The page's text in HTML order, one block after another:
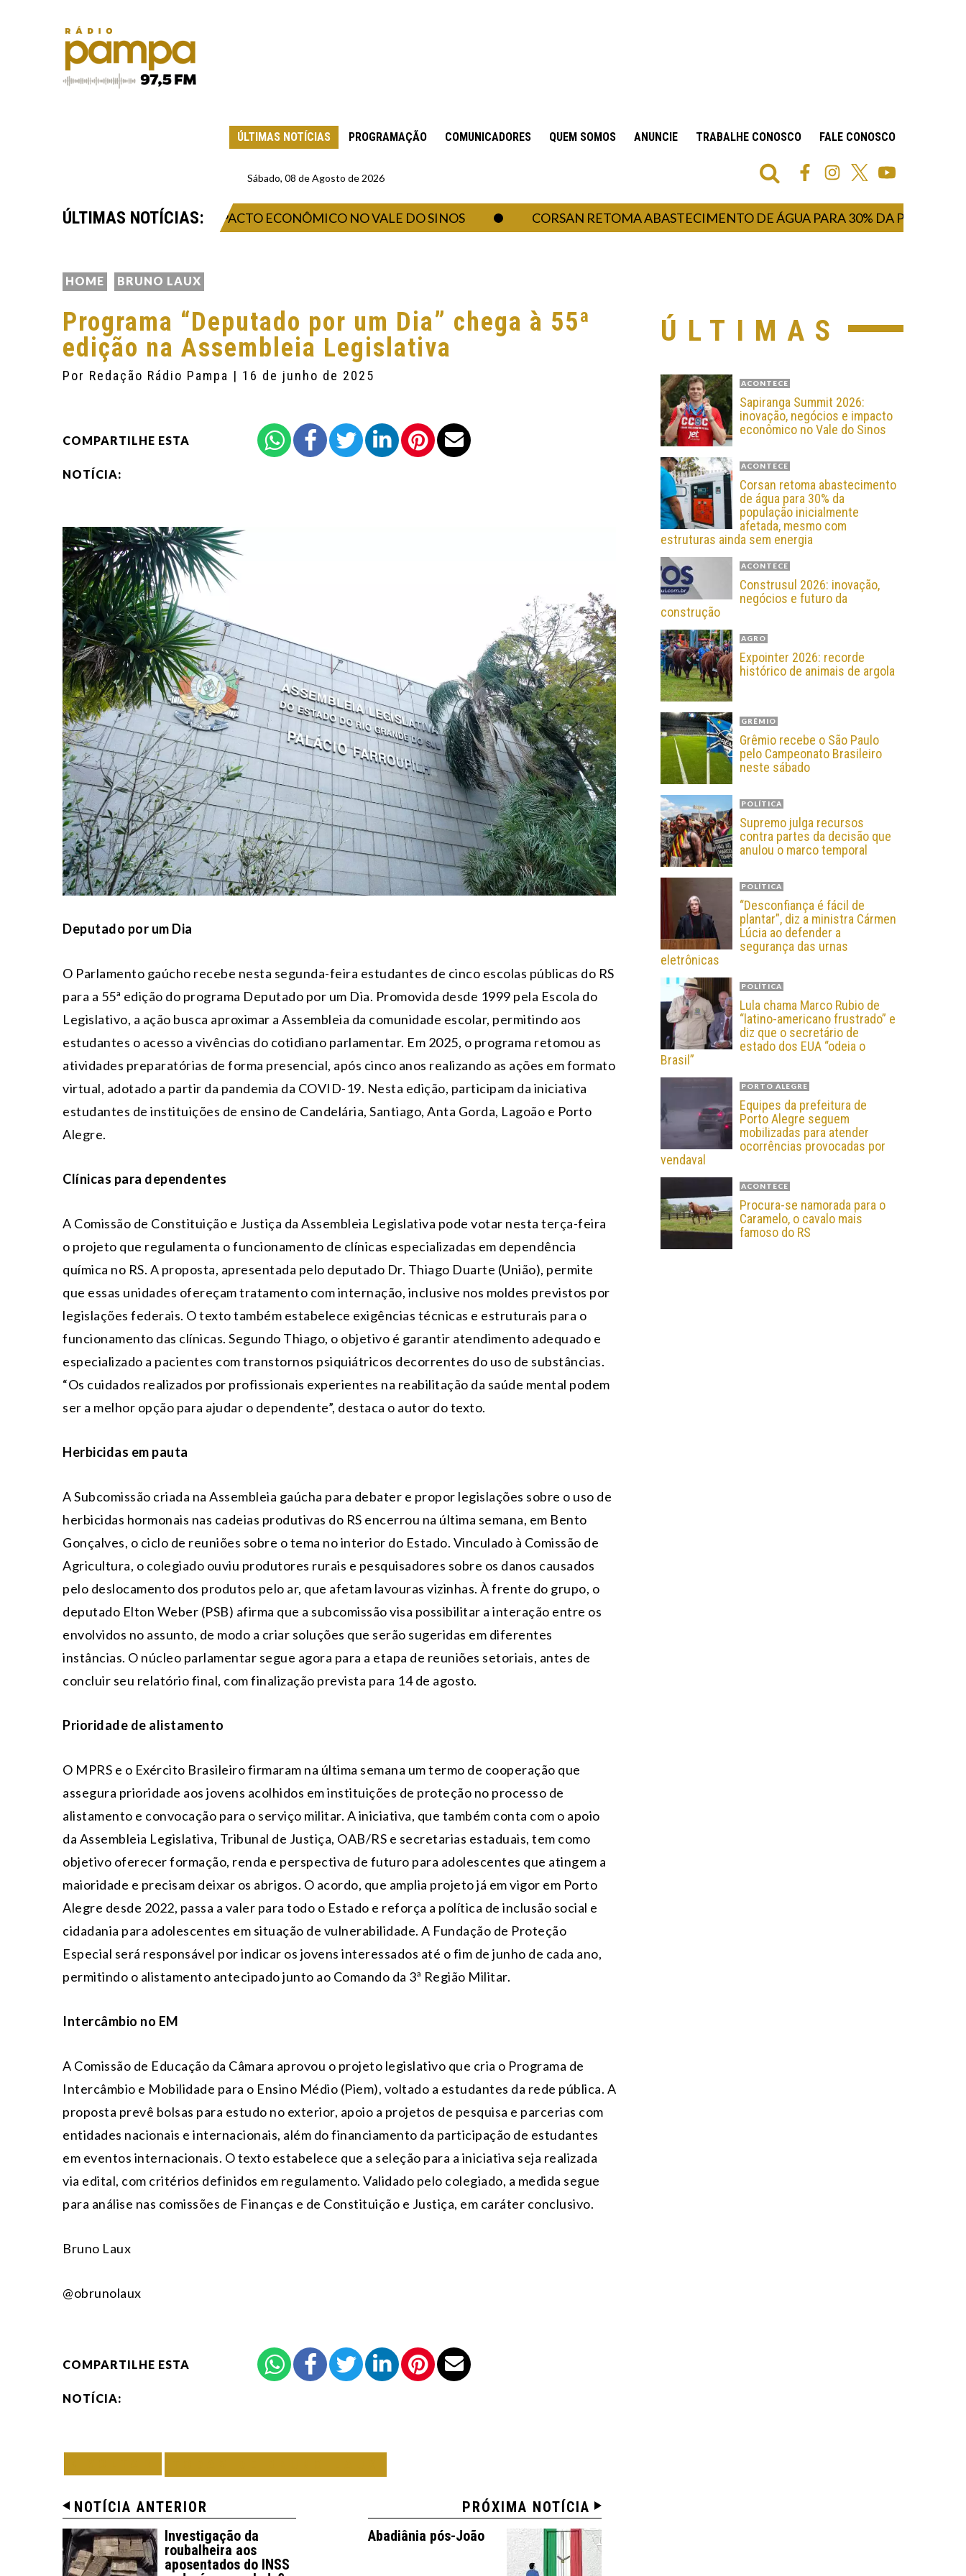
ÚLTIMAS NOTÍCIAS PROGRAMAÇÃO COMUNICADORES QUEM SOMOS ANUNCIE TRABALHE CONOSCO FALE CONOSCO
Sábado, 08 de Agosto de 2026
ÚLTIMAS NOTÍCIAS:
INOVAÇÃO, NEGÓCIOS E IMPACTO ECONÔMICO NO VALE DO SINOS CORSAN RETOMA ABASTECIMENTO DE ÁGUA PARA 30% DA POPULAÇÃO
HOME BRUNO LAUX
Programa “Deputado por um Dia” chega à 55ª
edição na Assembleia Legislativa
Por Redação Rádio Pampa | 16 de junho de 2025
COMPARTILHE ESTA
NOTÍCIA:
Deputado por um Dia
O Parlamento gaúcho recebe nesta segunda-feira estudantes de cinco escolas públicas do RS
para a 55ª edição do programa Deputado por um Dia. Promovida desde 1999 pela Escola do
Legislativo, a ação busca aproximar a Assembleia da comunidade escolar, permitindo aos
estudantes o acesso a vivências do cotidiano parlamentar. Em 2025, o programa retomou as
atividades preparatórias de forma presencial, após cinco anos realizando as ações em formato
virtual, adotado a partir da pandemia da COVID-19. Nesta edição, participam da iniciativa
estudantes de instituições de ensino de Candelária, Santiago, Anta Gorda, Lagoão e Porto
Alegre.
Clínicas para dependentes
A Comissão de Constituição e Justiça da Assembleia Legislativa pode votar nesta terça-feira
o projeto que regulamenta o funcionamento de clínicas especializadas em dependência
química no RS. A proposta, apresentada pelo deputado Dr. Thiago Duarte (União), permite
que essas unidades ofereçam tratamento com internação, inclusive nos moldes previstos por
legislações federais. O texto também estabelece exigências técnicas e estruturais para o
funcionamento das clínicas. Segundo Thiago, o objetivo é garantir atendimento adequado e
especializado a pacientes com transtornos psiquiátricos decorrentes do uso de substâncias.
“Os cuidados realizados por profissionais experientes na reabilitação da saúde mental podem
ser a melhor opção para ajudar o dependente”, destaca o autor do texto.
Herbicidas em pauta
A Subcomissão criada na Assembleia gaúcha para debater e propor legislações sobre o uso de
herbicidas hormonais nas cadeias produtivas do RS encerrou na última semana, em Bento
Gonçalves, o ciclo de reuniões sobre o tema no interior do Estado. Vinculado à Comissão de
Agricultura, o colegiado ouviu produtores rurais e pesquisadores sobre os danos causados
pelo deslocamento dos produtos pelo ar, que afetam lavouras vizinhas. À frente do grupo, o
deputado Elton Weber (PSB) afirma que a subcomissão visa possibilitar a interação entre os
envolvidos no assunto, de modo a criar soluções que serão sugeridas em diferentes
instâncias. O núcleo parlamentar segue agora para a etapa de reuniões setoriais, antes de
concluir seu relatório final, com finalização prevista para 14 de agosto.
Prioridade de alistamento
O MPRS e o Exército Brasileiro firmaram na última semana um termo de cooperação que
assegura prioridade aos jovens acolhidos em instituições de proteção no processo de
alistamento e convocação para o serviço militar. A iniciativa, que também conta com o apoio
da Assembleia Legislativa, Tribunal de Justiça, OAB/RS e secretarias estaduais, tem como
objetivo oferecer formação, renda e perspectiva de futuro para adolescentes que atingem a
maioridade e precisam deixar os abrigos. O acordo, que amplia projeto já em vigor em Porto
Alegre desde 2022, passa a valer para todo o Estado e reforça a política de inclusão social e
cidadania para adolescentes em situação de vulnerabilidade. A Fundação de Proteção
Especial será responsável por indicar os jovens interessados até o fim de junho de cada ano,
permitindo o alistamento antecipado junto ao Comando da 3ª Região Militar.
Intercâmbio no EM
A Comissão de Educação da Câmara aprovou o projeto legislativo que cria o Programa de
Intercâmbio e Mobilidade para o Ensino Médio (Piem), voltado a estudantes da rede pública. A
proposta prevê bolsas para estudo no exterior, apoio a projetos de pesquisa e parcerias com
entidades nacionais e internacionais, além do financiamento da participação de estudantes
em eventos internacionais. O texto estabelece que a seleção para a iniciativa seja realizada
via edital, com critérios definidos em regulamento. Validado pelo colegiado, a medida segue
para análise nas comissões de Finanças e de Constituição e Justiça, em caráter conclusivo.
Bruno Laux
@obrunolaux
COMPARTILHE ESTA
NOTÍCIA:
NOTÍCIA ANTERIOR
Investigação da
roubalheira aos
aposentados do INSS
PRÓXIMA NOTÍCIA
Abadiânia pós-João
ÚLTIMAS
ACONTECE
Sapiranga Summit 2026:
inovação, negócios e impacto
econômico no Vale do Sinos
ACONTECE
Corsan retoma abastecimento
de água para 30% da
população inicialmente
afetada, mesmo com
estruturas ainda sem energia
ACONTECE
Construsul 2026: inovação,
negócios e futuro da
construção
AGRO
Expointer 2026: recorde
histórico de animais de argola
GRÊMIO
Grêmio recebe o São Paulo
pelo Campeonato Brasileiro
neste sábado
POLÍTICA
Supremo julga recursos
contra partes da decisão que
anulou o marco temporal
POLÍTICA
“Desconfiança é fácil de
plantar”, diz a ministra Cármen
Lúcia ao defender a
segurança das urnas
eletrônicas
POLÍTICA
Lula chama Marco Rubio de
“latino-americano frustrado” e
diz que o secretário de
estado dos EUA “odeia o
Brasil”
PORTO ALEGRE
Equipes da prefeitura de
Porto Alegre seguem
mobilizadas para atender
ocorrências provocadas por
vendaval
ACONTECE
Procura-se namorada para o
Caramelo, o cavalo mais
famoso do RS